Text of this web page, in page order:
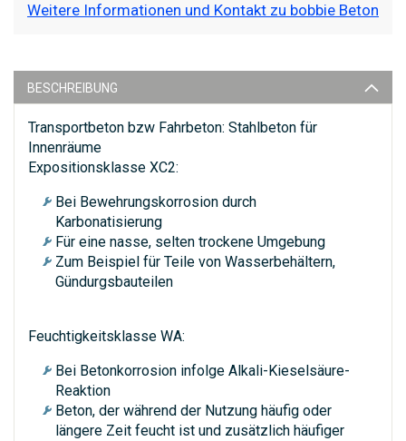
Weitere Informationen und Kontakt zu bobbie Beton
BESCHREIBUNG
Transportbeton bzw Fahrbeton: Stahlbeton für
Innenräume
Expositionsklasse XC2:
Bei Bewehrungskorrosion durch
Karbonatisierung
Für eine nasse, selten trockene Umgebung
Zum Beispiel für Teile von Wasserbehältern,
Gündurgsbauteilen
Feuchtigkeitsklasse WA:
Bei Betonkorrosion infolge Alkali-Kieselsäure-
Reaktion
Beton, der während der Nutzung häufig oder
längere Zeit feucht ist und zusätzlich häufiger